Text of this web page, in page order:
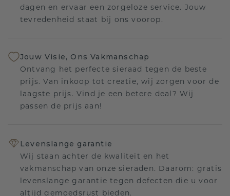
dagen en ervaar een zorgeloze service. Jouw
tevredenheid staat bij ons voorop.
Jouw Visie, Ons Vakmanschap
Ontvang het perfecte sieraad tegen de beste
prijs. Van inkoop tot creatie, wij zorgen voor de
laagste prijs. Vind je een betere deal? Wij
passen de prijs aan!
Levenslange garantie
Wij staan achter de kwaliteit en het
vakmanschap van onze sieraden. Daarom: gratis
levenslange garantie tegen defecten die u voor
altijd gemoedsrust bieden.